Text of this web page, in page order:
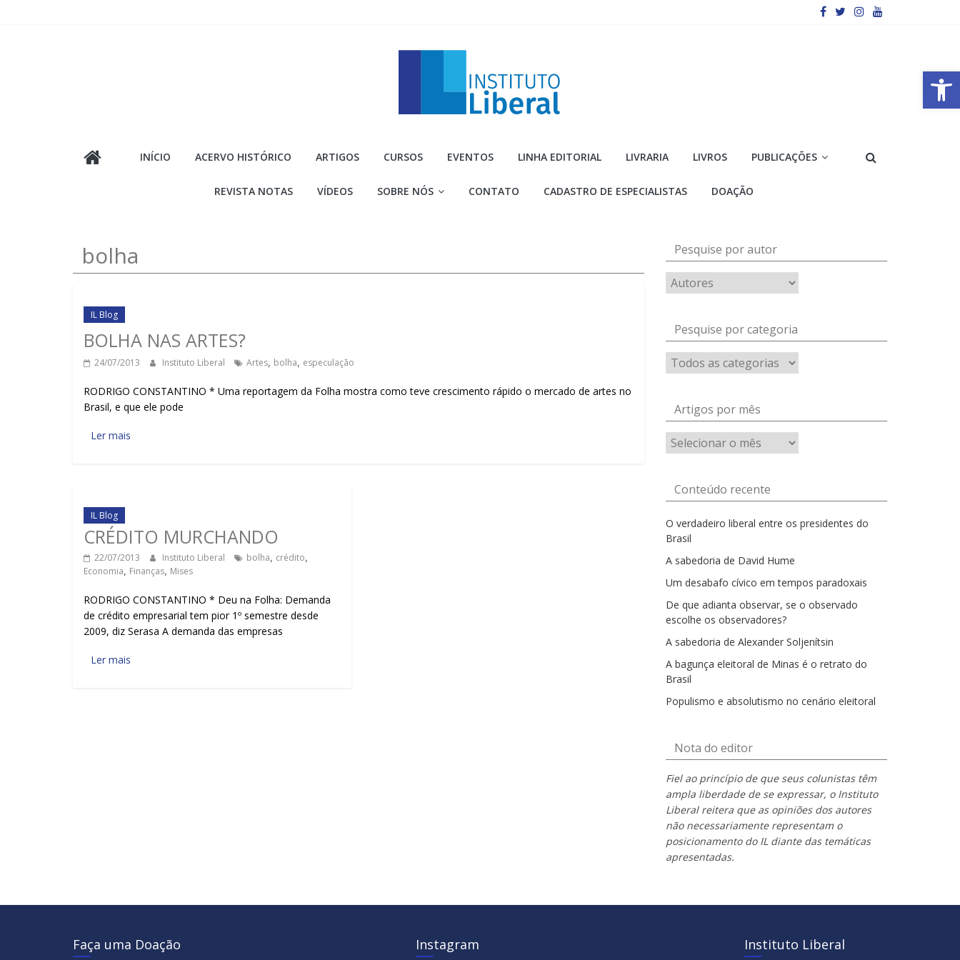
Barra de Ferramentas Aberta
Liberal
mais
INÍCIO ACERVO HISTÓRICO ARTIGOS CURSOS EVENTOS LINHA EDITORIAL LIVRARIA LIVROS PUBLICAÇÕES
REVISTA NOTAS VÍDEOS SOBRE NÓS CONTATO CADASTRO DE ESPECIALISTAS DOAÇÃO
bolha
IL Blog
BOLHA NAS ARTES?
24/07/2013 Instituto Liberal Artes, bolha, especulação
RODRIGO CONSTANTINO * Uma reportagem da Folha mostra como teve crescimento rápido o mercado de artes no
Brasil, e que ele pode
Ler mais
IL Blog
CRÉDITO MURCHANDO
22/07/2013 Instituto Liberal bolha, crédito,
Economia, Finanças, Mises
RODRIGO CONSTANTINO * Deu na Folha: Demanda
de crédito empresarial tem pior 1º semestre desde
2009, diz Serasa A demanda das empresas
Ler mais
Pesquise por autor
Pesquise por categoria
Artigos por mês
Artigos
por
Conteúdo recente
O verdadeiro liberal entre os presidentes do
Brasil
A sabedoria de David Hume
Um desabafo cívico em tempos paradoxais
De que adianta observar, se o observado
escolhe os observadores?
A sabedoria de Alexander Soljenítsin
A bagunça eleitoral de Minas é o retrato do
Brasil
Populismo e absolutismo no cenário eleitoral
Nota do editor
Fiel ao princípio de que seus colunistas têm
ampla liberdade de se expressar, o Instituto
Liberal reitera que as opiniões dos autores
não necessariamente representam o
posicionamento do IL diante das temáticas
apresentadas.
Faça uma Doação Instagram Instituto Liberal